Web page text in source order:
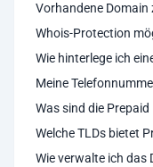
Vorhandene Domain
Whois-Protection
Wie hinterlege ich
Meine
Was sind die
Welche TLDs bietet
Wie verwalte ich das